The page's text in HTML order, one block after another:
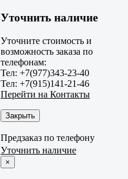
Уточнить наличие
Уточните стоимость и
возможность заказа по
телефонам:
Тел: +7(977)343-23-40
Тел: +7(915)141-21-46
Перейти на Контакты
Закрыть
Предзаказ по телефону
Уточнить наличие
×